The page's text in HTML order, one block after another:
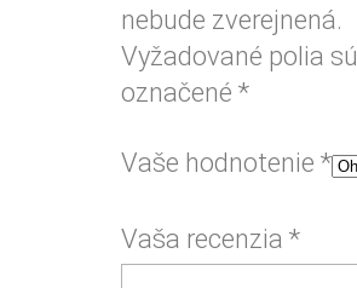
nebude zverejnená.
Vyžadované polia sú
označené *
Vaše hodnotenie *
Vaša recenzia *